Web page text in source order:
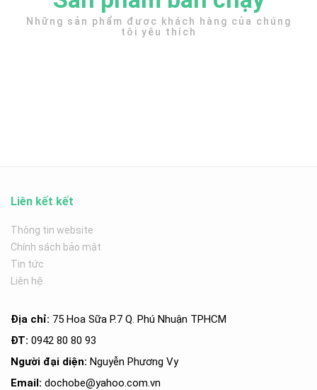
Những sản phẩm được khách hàng của chúng
tôi yêu thích
Liên kết kết
Thông tin website
Chính sách bảo mật
Tin tức
Liên hệ
Địa chỉ: 75 Hoa Sữa P.7 Q. Phú Nhuận TPHCM
ĐT: 0942 80 80 93
Người đại diện: Nguyễn Phương Vy
Email: dochobe@yahoo.com.vn